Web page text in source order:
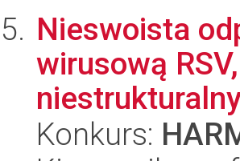
Nieswoista
wirusową
Konkurs: